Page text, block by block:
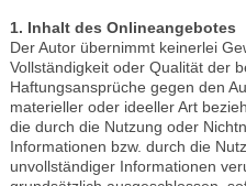
1. Inhalt des Onlineangebotes
Der Autor übernimmt keinerlei
Vollständigkeit oder Qualität der
Haftungsansprüche gegen den
materieller oder ideeller Art
die durch die Nutzung oder
Informationen bzw. durch die
unvollständiger Informationen